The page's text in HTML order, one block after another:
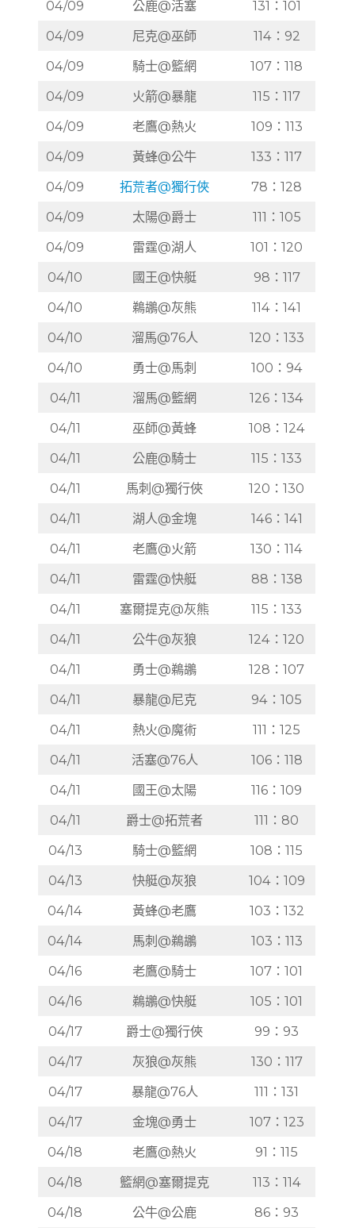
04/09
公鹿@活塞
131：101
04/09
尼克@巫師
114：92
04/09
騎士@籃網
107：118
04/09
火箭@暴龍
115：117
04/09
老鷹@熱火
109：113
04/09
黃蜂@公牛
133：117
04/09
拓荒者@獨行俠
78：128
04/09
太陽@爵士
111：105
04/09
雷霆@湖人
101：120
04/10
國王@快艇
98：117
04/10
鵜鶘@灰熊
114：141
04/10
溜馬@76人
120：133
04/10
勇士@馬刺
100：94
04/11
溜馬@籃網
126：134
04/11
巫師@黃蜂
108：124
04/11
公鹿@騎士
115：133
04/11
馬刺@獨行俠
120：130
04/11
湖人@金塊
146：141
04/11
老鷹@火箭
130：114
04/11
雷霆@快艇
88：138
04/11
塞爾提克@灰熊
115：133
04/11
公牛@灰狼
124：120
04/11
勇士@鵜鶘
128：107
04/11
暴龍@尼克
94：105
04/11
熱火@魔術
111：125
04/11
活塞@76人
106：118
04/11
國王@太陽
116：109
04/11
爵士@拓荒者
111：80
04/13
騎士@籃網
108：115
04/13
快艇@灰狼
104：109
04/14
黃蜂@老鷹
103：132
04/14
馬刺@鵜鶘
103：113
04/16
老鷹@騎士
107：101
04/16
鵜鶘@快艇
105：101
04/17
爵士@獨行俠
99：93
04/17
灰狼@灰熊
130：117
04/17
暴龍@76人
111：131
04/17
金塊@勇士
107：123
04/18
老鷹@熱火
91：115
04/18
籃網@塞爾提克
113：114
04/18
公牛@公鹿 86：93